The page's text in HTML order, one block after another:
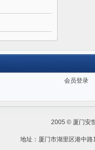
会员登录
2005 © 厦门安
地址：厦门市湖里区港中